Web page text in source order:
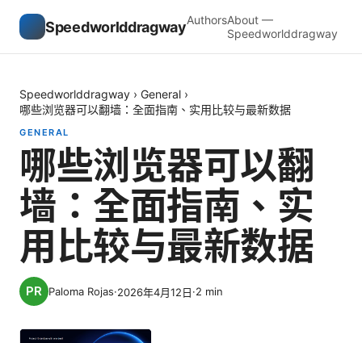
SpeedworlddragwayAuthorsAbout —
Speedworlddragway
Speedworlddragway › General ›
哪些浏览器可以翻墙：全面指南、实用比较与最新数据
GENERAL
哪些浏览器可以翻
墙：全面指南、实
用比较与最新数据
Paloma Rojas·2026年4月12日·2 min